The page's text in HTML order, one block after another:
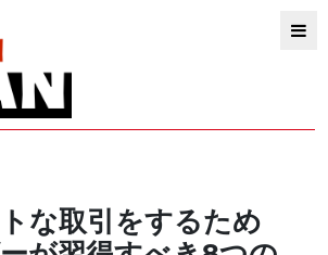
な取引をするため